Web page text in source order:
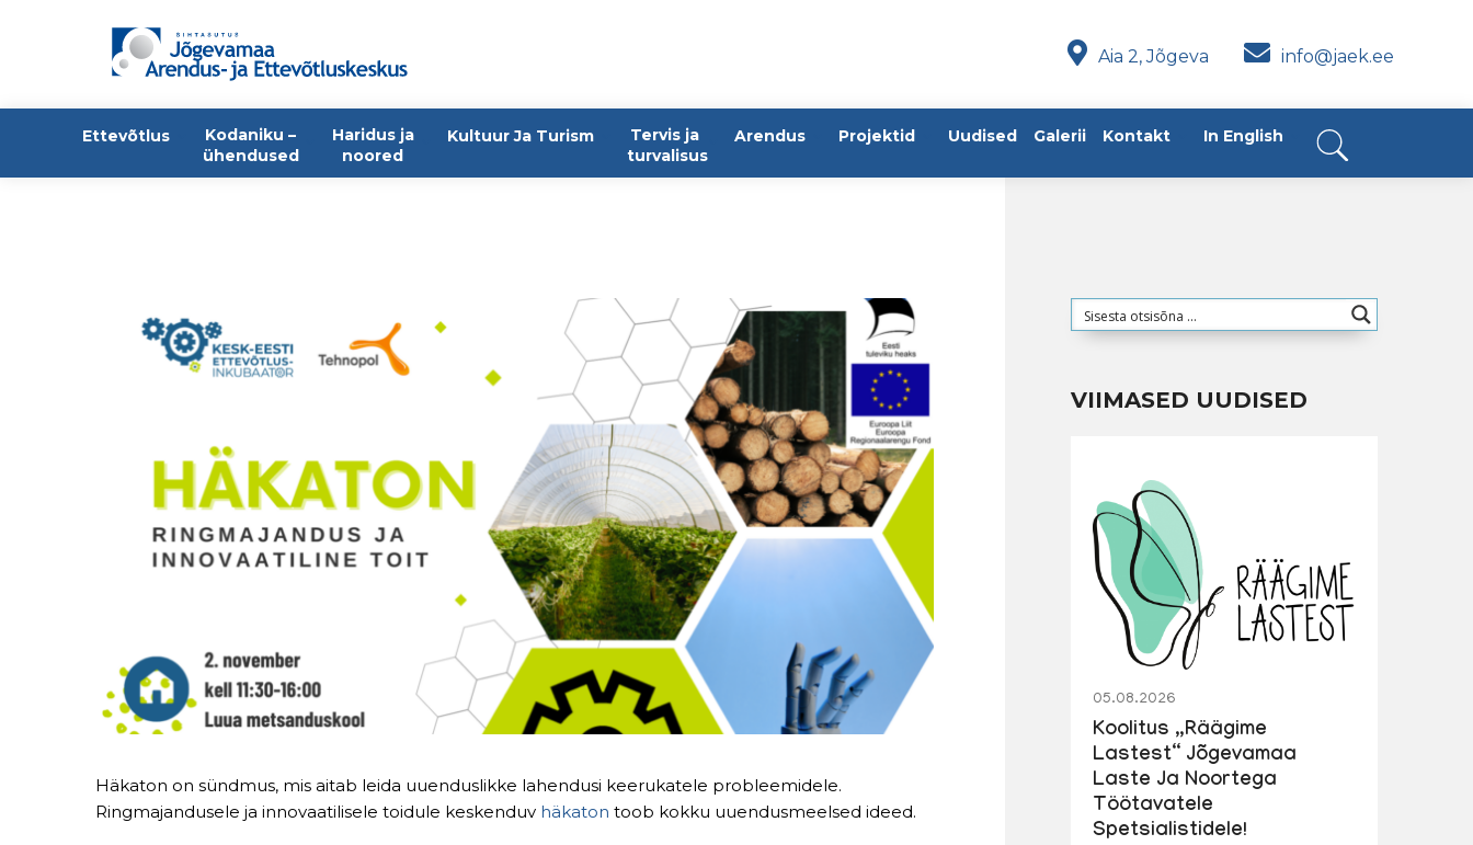
Aia 2, Jõgeva info@jaek.ee
Ettevõtlus
Kodaniku –
ühendused
Haridus ja
noored
Kultuur Ja Turism
Tervis ja
turvalisus
Arendus Projektid Uudised Galerii Kontakt In English
Häkaton on sündmus, mis aitab leida uuenduslikke lahendusi keerukatele probleemidele.
Ringmajandusele ja innovaatilisele toidule keskenduv häkaton toob kokku uuendusmeelsed ideed.
VIIMASED UUDISED
05.08.2026
Koolitus „Räägime
Lastest“ Jõgevamaa
Laste Ja Noortega
Töötavatele
Spetsialistidele!